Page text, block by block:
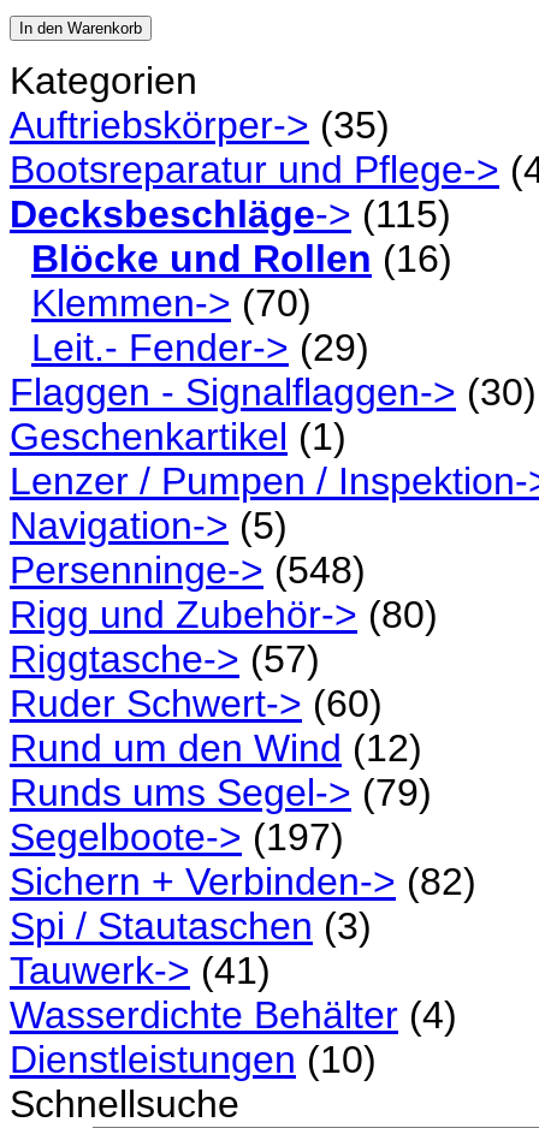
In den Warenkorb
Kategorien
Auftriebskörper-> (35)
Bootsreparatur und Pflege->
Decksbeschläge-> (115)
Blöcke und Rollen (16)
Klemmen-> (70)
Leit.- Fender-> (29)
Flaggen - Signalflaggen-> (30)
Geschenkartikel (1)
Lenzer / Pumpen / Inspektion-
Navigation-> (5)
Persenninge-> (548)
Rigg und Zubehör-> (80)
Riggtasche-> (57)
Ruder Schwert-> (60)
Rund um den Wind (12)
Runds ums Segel-> (79)
Segelboote-> (197)
Sichern + Verbinden-> (82)
Spi / Stautaschen (3)
Tauwerk-> (41)
Wasserdichte Behälter (4)
Dienstleistungen (10)
Schnellsuche